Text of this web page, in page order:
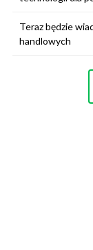
Teraz będzie
handlowych